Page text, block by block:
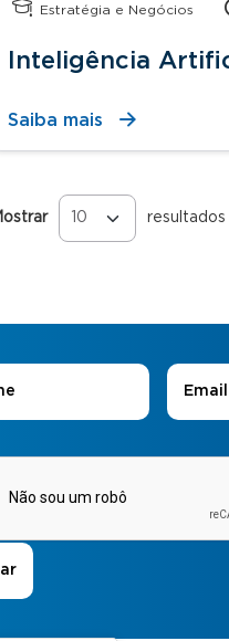
Estratégia e Negócios
Inteligência
Saiba mais
resultados
Páginas
E-mail